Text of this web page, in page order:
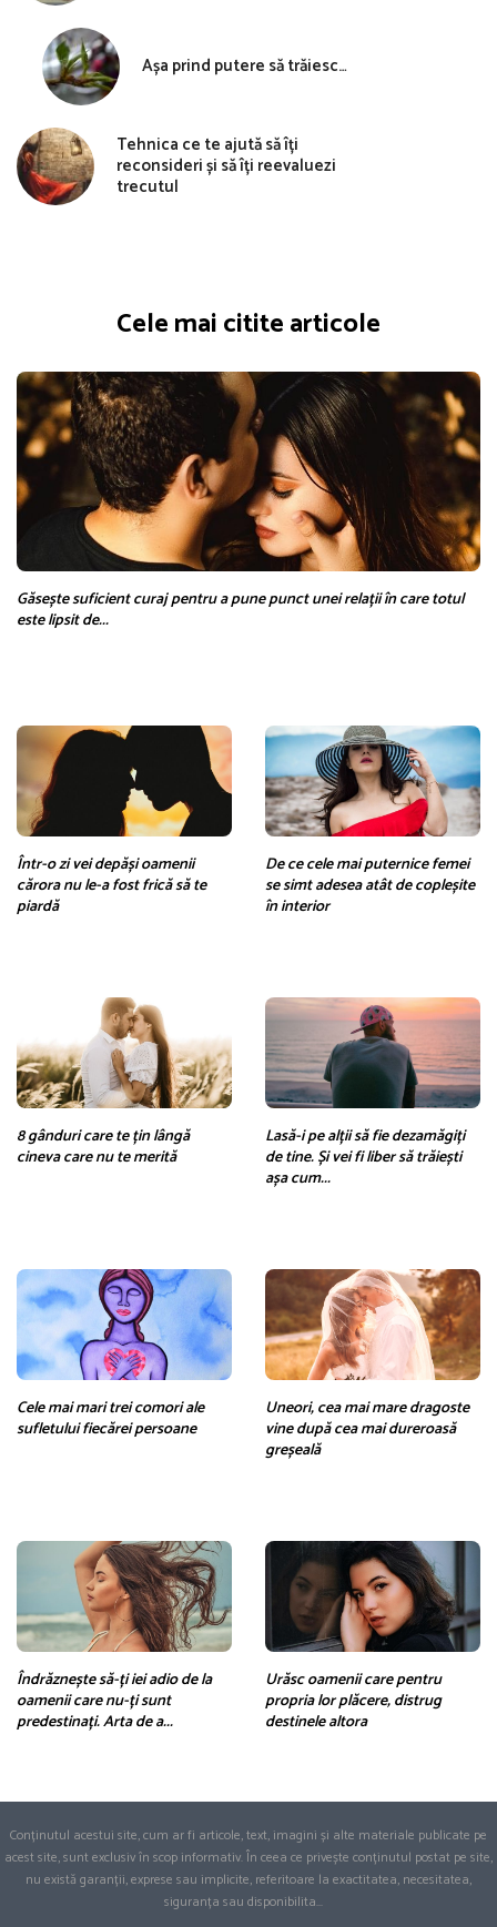
Așa prind putere să trăiesc…
Tehnica ce te ajută să îți
reconsideri și să îți reevaluezi
trecutul
Cele mai citite articole
Găsește suficient curaj pentru a pune punct unei relații în care totul
este lipsit de...
Într-o zi vei depăși oamenii
cărora nu le-a fost frică să te
piardă
De ce cele mai puternice femei
se simt adesea atât de copleșite
în interior
8 gânduri care te țin lângă
cineva care nu te merită
Lasă-i pe alții să fie dezamăgiți
de tine. Și vei fi liber să trăiești
așa cum...
Cele mai mari trei comori ale
sufletului fiecărei persoane
Uneori, cea mai mare dragoste
vine după cea mai dureroasă
greșeală
Îndrăznește să-ți iei adio de la
oamenii care nu-ți sunt
predestinați. Arta de a...
Urăsc oamenii care pentru
propria lor plăcere, distrug
destinele altora
Conținutul acestui site, cum ar fi articole, text, imagini și alte materiale publicate pe
acest site, sunt exclusiv în scop informativ. În ceea ce privește conținutul postat pe site,
nu există garanții, exprese sau implicite, referitoare la exactitatea, necesitatea,
siguranța sau disponibilita...